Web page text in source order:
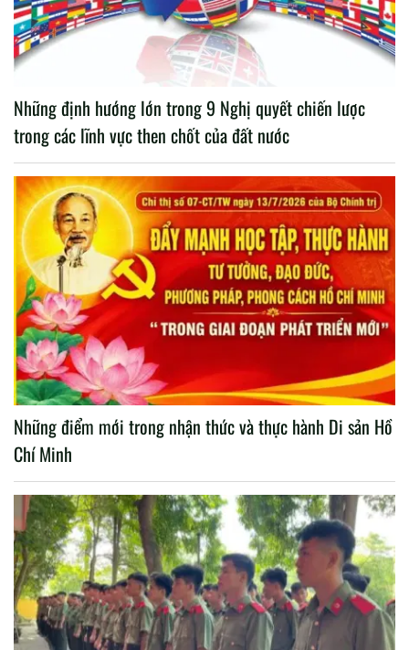
Những định hướng lớn trong 9 Nghị quyết chiến lược
trong các lĩnh vực then chốt của đất nước
Những điểm mới trong nhận thức và thực hành Di sản Hồ
Chí Minh